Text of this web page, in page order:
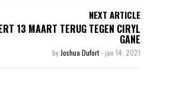
NEXT ARTICLE
13 MAART TERUG TEGEN CIRYL
GANE
by Joshua Dufort- jan 14, 2021